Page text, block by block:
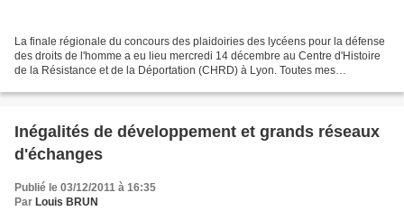
La finale régionale du concours des plaidoiries des lycéens pour la défense
des droits de l'homme a eu lieu mercredi 14 décembre au Centre d'Histoire
de la Résistance et de la Déportation (CHRD) à Lyon. Toutes mes
Inégalités de développement et grands réseaux
d'échanges
Publié le 03/12/2011 à 16:35
Par Louis BRUN